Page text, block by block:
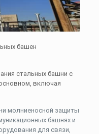
башен
стальных башни с
включая
молниеносной защиты
башнях и
для связи,